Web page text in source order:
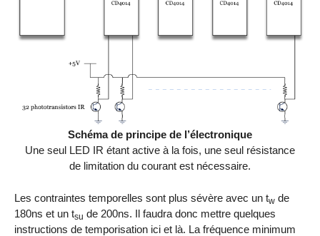
Schéma de principe de l’électronique
Une seul LED IR étant active à la fois, une seul résistance
de limitation du courant est nécessaire.
Les contraintes temporelles sont plus sévère avec un tw de
180ns et un tsu de 200ns. Il faudra donc mettre quelques
instructions de temporisation ici et là. La fréquence minimum